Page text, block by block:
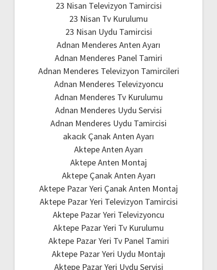
23 Nisan Televizyon Tamircisi
23 Nisan Tv Kurulumu
23 Nisan Uydu Tamircisi
Adnan Menderes Anten Ayarı
Adnan Menderes Panel Tamiri
Adnan Menderes Televizyon Tamircileri
Adnan Menderes Televizyoncu
Adnan Menderes Tv Kurulumu
Adnan Menderes Uydu Servisi
Adnan Menderes Uydu Tamircisi
akacık Çanak Anten Ayarı
Aktepe Anten Ayarı
Aktepe Anten Montaj
Aktepe Çanak Anten Ayarı
Aktepe Pazar Yeri Çanak Anten Montaj
Aktepe Pazar Yeri Televizyon Tamircisi
Aktepe Pazar Yeri Televizyoncu
Aktepe Pazar Yeri Tv Kurulumu
Aktepe Pazar Yeri Tv Panel Tamiri
Aktepe Pazar Yeri Uydu Montajı
Aktepe Pazar Yeri Uydu Servisi